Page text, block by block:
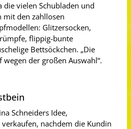
die vielen Schubladen und
mit den zahllosen
Glitzersocken,
flippig-bunte
Bettsöckchen. „Die
der großen Auswahl“.
Schneiders Idee,
nachdem die Kundin